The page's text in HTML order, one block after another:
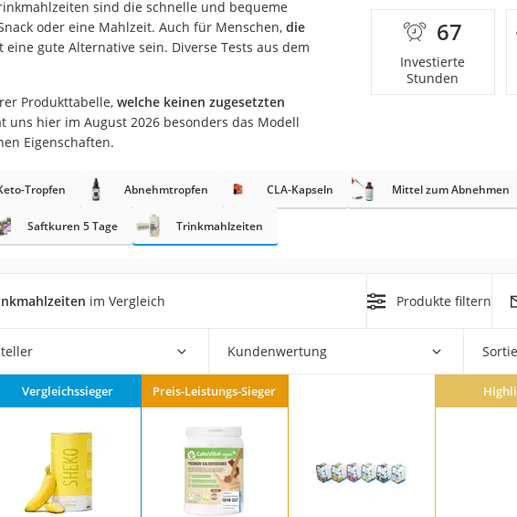
Essig
bio
Whiskey
Set
Öl
ohne Zuckerzusatz
sind die schnelle und bequeme
oder eine Mahlzeit. Auch für Menschen, die
gute Alternative sein. Diverse Tests aus dem
Produkttabelle, welche keinen zugesetzten
uns hier im August 2026 besonders das Modell
Eigenschaften.
67
Investierte
Stunden
Tropfen Abnehmtropfen CLA-Kapseln Mittel zum Abnehmen
Saftkuren 5 Tage Trinkmahlzeiten
im Vergleich Produkte filtern
Kundenwertung
Vergleichssieger Preis-Leistungs-Sieger